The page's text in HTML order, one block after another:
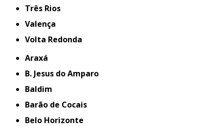
Três Rios
Valença
Volta Redonda
Araxá
B. Jesus do Amparo
Baldim
Barão de Cocais
Belo Horizonte